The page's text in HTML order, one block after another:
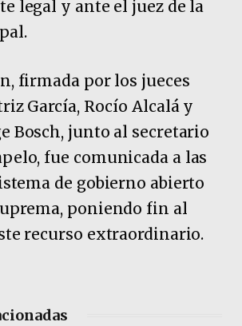
legal y ante el juez de la
firmada por los jueces
García, Rocío Alcalá y
Bosch, junto al secretario
fue comunicada a las
de gobierno abierto
poniendo fin al
recurso extraordinario.